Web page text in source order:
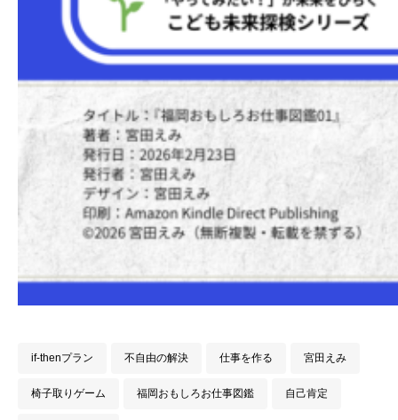
if-thenプラン 不自由の解決 仕事を作る 宮田えみ
椅子取りゲーム 福岡おもしろお仕事図鑑 自己肯定